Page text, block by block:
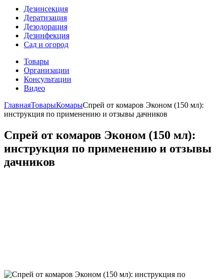
Дезинсекция
Дератизация
Дезодорация
Дезинфекция
Сад и огород
Товары
Организации
Консультации
Видео
ГлавнаяТоварыКомарыСпрей от комаров Эконом (150 мл):
инструкция по применению и отзывы дачников
Спрей от комаров Эконом (150 мл):
инструкция по применению и отзывы
дачников